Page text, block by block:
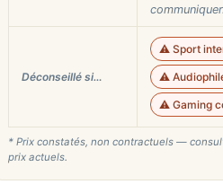
communiquer.
Déconseillé si…
⚠️ Sport
⚠️
⚠️ Gaming
* Prix constatés, non contractuels —
prix actuels.